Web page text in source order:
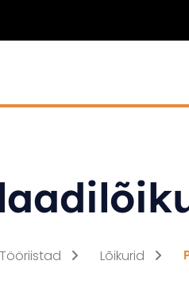
Tööriistad Lõikurid